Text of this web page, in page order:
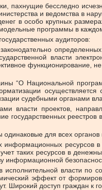
пахнущие бесследно
и ведомства в
в особо крупных
программы в
аудиторов:
власти
функционирование,
“О Национальной
судебными органами
власти проектов,
государственных
для всех
информационных ресурсов
таких ресурсов в
информационной
исполнительной власти по
эффект от
Широкий доступ граждан к